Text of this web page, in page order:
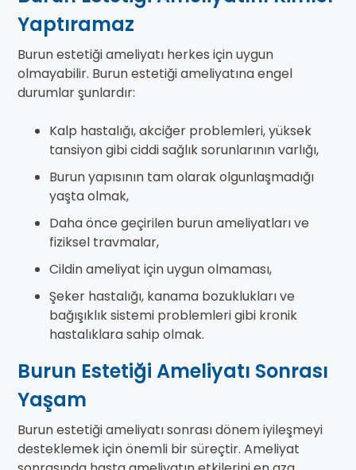
Yaptıramaz
Burun estetiği ameliyatı herkes için uygun
olmayabilir. Burun estetiği ameliyatına engel
durumlar şunlardır:
Kalp hastalığı, akciğer problemleri, yüksek
tansiyon gibi ciddi sağlık sorunlarının varlığı,
Burun yapısının tam olarak olgunlaşmadığı
yaşta olmak,
Daha önce geçirilen burun ameliyatları ve
fiziksel travmalar,
Cildin ameliyat için uygun olmaması,
Şeker hastalığı, kanama bozuklukları ve
bağışıklık sistemi problemleri gibi kronik
hastalıklara sahip olmak.
Burun Estetiği Ameliyatı Sonrası
Yaşam
Burun estetiği ameliyatı sonrası dönem iyileşmeyi
desteklemek için önemli bir süreçtir. Ameliyat